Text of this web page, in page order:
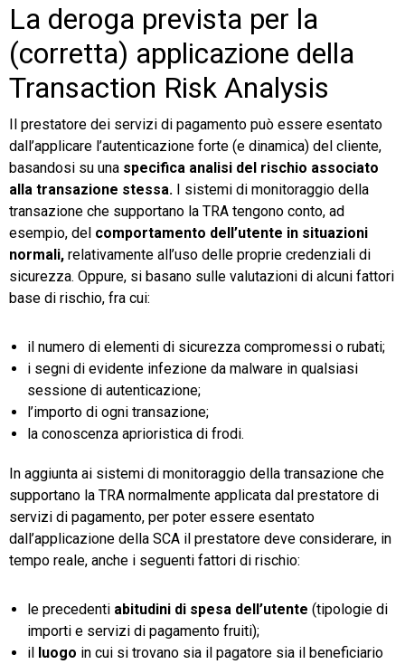
La deroga prevista per la
(corretta) applicazione della
Transaction Risk Analysis
Il prestatore dei servizi di pagamento può essere esentato
dall’applicare l’autenticazione forte (e dinamica) del cliente,
basandosi su una specifica analisi del rischio associato
alla transazione stessa. I sistemi di monitoraggio della
transazione che supportano la TRA tengono conto, ad
esempio, del comportamento dell’utente in situazioni
normali, relativamente all’uso delle proprie credenziali di
sicurezza. Oppure, si basano sulle valutazioni di alcuni fattori
base di rischio, fra cui:
il numero di elementi di sicurezza compromessi o rubati;
i segni di evidente infezione da malware in qualsiasi
sessione di autenticazione;
l’importo di ogni transazione;
la conoscenza aprioristica di frodi.
In aggiunta ai sistemi di monitoraggio della transazione che
supportano la TRA normalmente applicata dal prestatore di
servizi di pagamento, per poter essere esentato
dall’applicazione della SCA il prestatore deve considerare, in
tempo reale, anche i seguenti fattori di rischio:
le precedenti abitudini di spesa dell’utente (tipologie di
importi e servizi di pagamento fruiti);
il luogo in cui si trovano sia il pagatore sia il beneficiario